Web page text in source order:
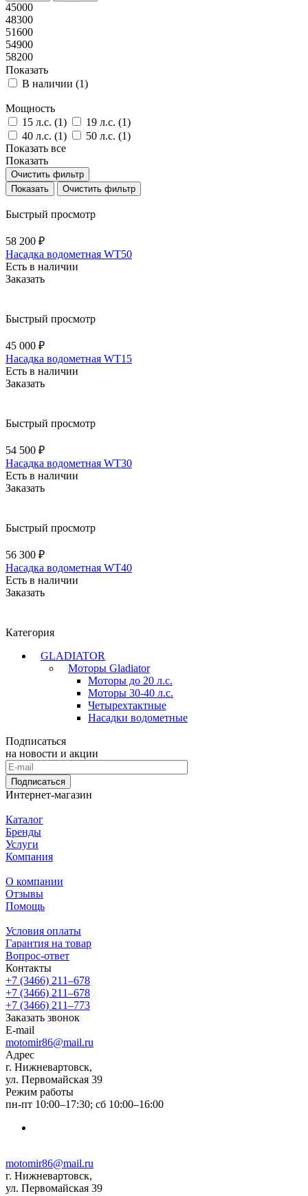
45000
48300
51600
54900
58200
Показать
В наличии (1)
Мощность
15 л.с. (1) 19 л.с. (1)
40 л.с. (1) 50 л.с. (1)
Показать все
Показать
Очистить фильтр
Очистить фильтр
Быстрый просмотр
58 200 ₽
Насадка водометная WT50
Есть в наличии
Заказать
Быстрый просмотр
45 000 ₽
Насадка водометная WT15
Есть в наличии
Заказать
Быстрый просмотр
54 500 ₽
Насадка водометная WT30
Есть в наличии
Заказать
Быстрый просмотр
56 300 ₽
Насадка водометная WT40
Есть в наличии
Заказать
Категория
GLADIATOR
Моторы Gladiator
Моторы до 20 л.с.
Моторы 30-40 л.с.
Четырехтактные
Насадки водометные
Подписаться
на новости и акции
Подписаться
Интернет-магазин
Каталог
Бренды
Услуги
Компания
О компании
Отзывы
Помощь
Условия оплаты
Гарантия на товар
Вопрос-ответ
Контакты
+7 (3466) 211‒678
+7 (3466) 211‒678
+7 (3466) 211‒773
Заказать звонок
E-mail
motomir86@mail.ru
Адрес
г. Нижневартовск,
ул. Первомайская 39
Режим работы
пн-пт 10:00–17:30; сб 10:00–16:00
motomir86@mail.ru
г. Нижневартовск,
ул. Первомайская 39